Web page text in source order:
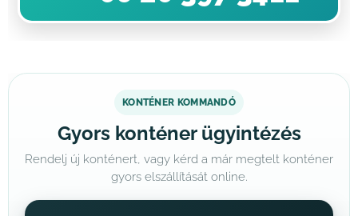
KONTÉNER KOMMANDÓ
Gyors konténer ügyintézés
Rendelj új konténert, vagy kérd a már megtelt konténer
gyors elszállítását online.